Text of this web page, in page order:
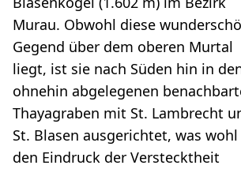
Murau. Obwohl diese
Gegend über dem oberen Murtal
liegt, ist sie nach Süden hin in
ohnehin abgelegenen
Thayagraben mit St. Lambrecht
St. Blasen ausgerichtet, was wohl
den Eindruck der Verstecktheit